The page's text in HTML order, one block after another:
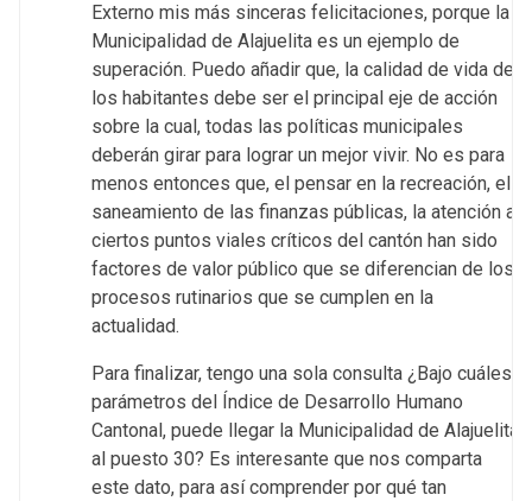
Externo mis más sinceras felicitaciones, porque la
Municipalidad de Alajuelita es un ejemplo de
superación. Puedo añadir que, la calidad de vida de
los habitantes debe ser el principal eje de acción
sobre la cual, todas las políticas municipales
deberán girar para lograr un mejor vivir. No es para
menos entonces que, el pensar en la recreación, el
saneamiento de las finanzas públicas, la atención a
ciertos puntos viales críticos del cantón han sido
factores de valor público que se diferencian de los
procesos rutinarios que se cumplen en la
actualidad.
Para finalizar, tengo una sola consulta ¿Bajo cuáles
parámetros del Índice de Desarrollo Humano
Cantonal, puede llegar la Municipalidad de Alajuelita
al puesto 30? Es interesante que nos comparta
este dato, para así comprender por qué tan